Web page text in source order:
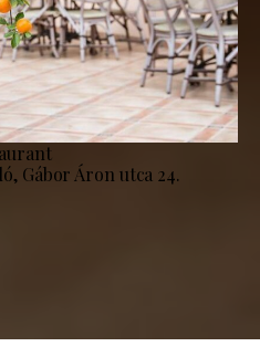
Gábor Áron utca 24.